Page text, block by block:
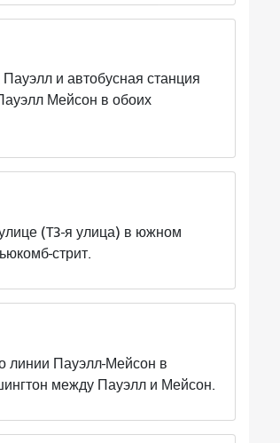
и автобусная станция
Мейсон в обоих
(T3-я улица) в южном
стрит.
Пауэлл-Мейсон в
между Пауэлл и Мейсон.